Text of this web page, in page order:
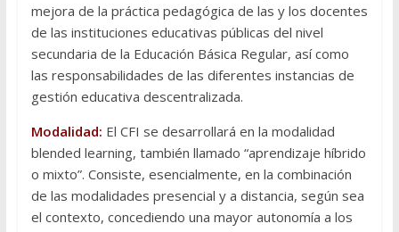
mejora de la práctica pedagógica de las y los docentes
de las instituciones educativas públicas del nivel
secundaria de la Educación Básica Regular, así como
las responsabilidades de las diferentes instancias de
gestión educativa descentralizada.
Modalidad: El CFI se desarrollará en la modalidad
blended learning, también llamado “aprendizaje híbrido
o mixto”. Consiste, esencialmente, en la combinación
de las modalidades presencial y a distancia, según sea
el contexto, concediendo una mayor autonomía a los